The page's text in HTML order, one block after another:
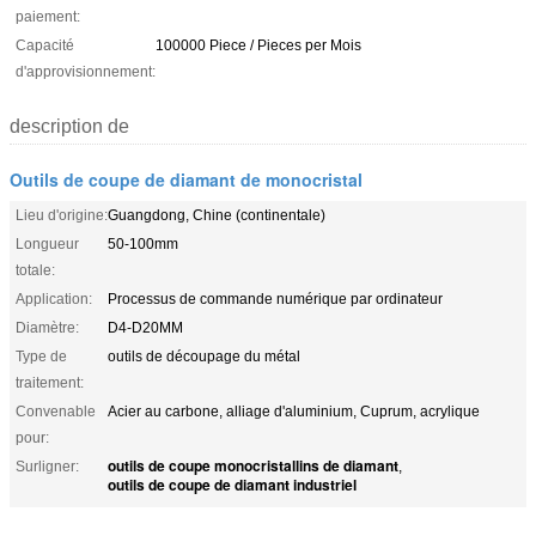
paiement:
Capacité
d'approvisionnement:
100000 Piece / Pieces per Mois
description de
Outils de coupe de diamant de monocristal
Lieu d'origine:Guangdong, Chine (continentale)
Longueur
totale:
50-100mm
Application:
Processus de commande numérique par ordinateur
Diamètre:
D4-D20MM
Type de
traitement:
outils de découpage du métal
Convenable
pour:
Acier au carbone, alliage d'aluminium, Cuprum, acrylique
Surligner: outils de coupe monocristallins de diamant,
outils de coupe de diamant industriel